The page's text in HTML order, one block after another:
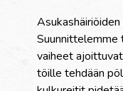
vaiheet
töille tehdään